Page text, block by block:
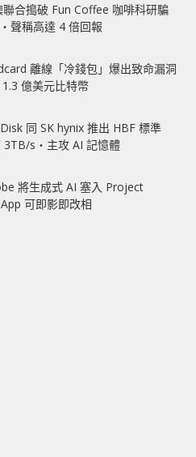
合搗破 Fun Coffee 咖啡科研騙
稱高達 4 倍回報
離線「冷錢包」爆出致命漏洞
億美元比特幣
同 SK hynix 推出 HBF 標準
s‧主攻 AI 記憶體
將生成式 AI 塞入 Project
可即影即改相